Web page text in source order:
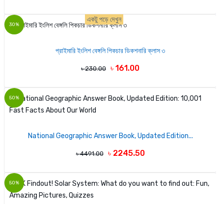
30%
একটু পড়ে দেখুন
প্রাইমারি ইংলিশ বেঙ্গলি পিকচার ডিকশনারি ক্লাস ৩
৳ 230.00 ৳ 161.00
50%
National Geographic Answer Book, Updated Edition...
৳ 4491.00 ৳ 2245.50
50%